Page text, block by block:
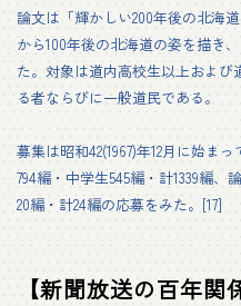
論文は「輝かしい200年後の北海
から100年後の北海道の姿を描き
た。対象は道内高校生以上およ
る者ならびに一般道民である。
募集は昭和42(1967)年12月に始ま
794編・中学生545編・計1339編
20編・計24編の応募をみた。[17]
【新聞放送の百年関